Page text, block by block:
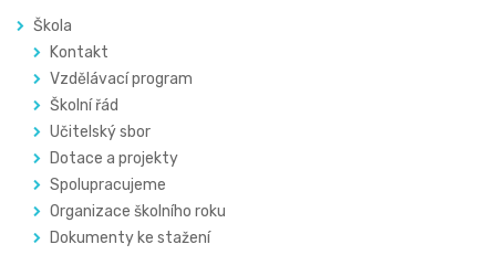
Škola
Kontakt
Vzdělávací program
Školní řád
Učitelský sbor
Dotace a projekty
Spolupracujeme
Organizace školního roku
Dokumenty ke stažení